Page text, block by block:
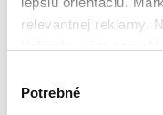
relevantnej reklamy.
súhlasu
Potrebné